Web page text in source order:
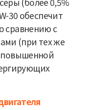
30 обеспечит
сравнению с
(при тех же
повышенной